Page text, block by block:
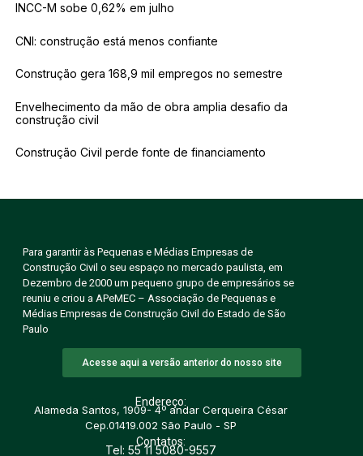
INCC-M sobe 0,62% em julho
CNI: construção está menos confiante
Construção gera 168,9 mil empregos no semestre
Envelhecimento da mão de obra amplia desafio da
construção civil
Construção Civil perde fonte de financiamento
Para garantir às Pequenas e Médias Empresas de
Construção Civil o seu espaço no mercado paulista, em
Dezembro de 2000 um pequeno grupo de empresários se
reuniu e criou a APeMEC – Associação de Pequenas e
Médias Empresas de Construção Civil do Estado de São
Paulo
Acesse aqui a versão anterior do nosso site
Endereço:
Alameda Santos, 1909- 4º andar Cerqueira César
Cep.01419.002 São Paulo - SP
Contatos:
Tel: 55 11 5080-9557